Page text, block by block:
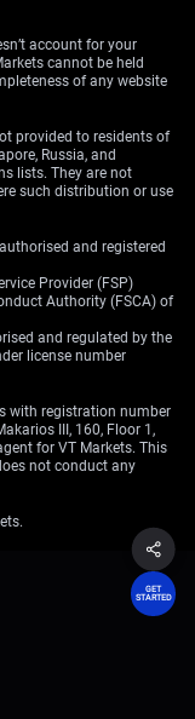
account for your
cannot be held
of any website
provided to residents of
Russia, and
lists. They are not
such distribution or use
and registered
Provider (FSP)
Authority (FSCA) of
and regulated by the
license number
with registration number
III, 160, Floor 1,
for VT Markets. This
not conduct any
GET
STARTED